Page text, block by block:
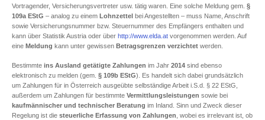
Vortragender, Versicherungsvertreter usw. tätig waren. Eine solche Meldung gem. §
109a EStG – analog zu einem Lohnzettel bei Angestellten – muss Name, Anschrift
sowie Versicherungsnummer bzw. Steuernummer des Empfängers enthalten und
kann über Statistik Austria oder über http://www.elda.at vorgenommen werden. Auf
eine Meldung kann unter gewissen Betragsgrenzen verzichtet werden.
Bestimmte ins Ausland getätigte Zahlungen im Jahr 2014 sind ebenso
elektronisch zu melden (gem. § 109b EStG). Es handelt sich dabei grundsätzlich
um Zahlungen für in Österreich ausgeübte selbständige Arbeit i.S.d. § 22 EStG,
außerdem um Zahlungen für bestimmte Vermittlungsleistungen sowie bei
kaufmännischer und technischer Beratung im Inland. Sinn und Zweck dieser
Regelung ist die steuerliche Erfassung von Zahlungen , wobei es irrelevant ist, ob